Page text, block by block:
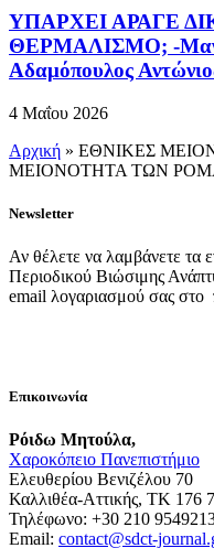
ΥΠΑΡΧΕΙ ΑΡΑΓΕ
ΘΕΡΜΑΛΙΣΜΟ; -
Αδαμόπουλος
4 Μαΐου 2026
Αρχική » ΕΘΝΙΚΕΣ
ΜΕΙΟΝΟΤΗΤΑ ΤΩΝ
Newsletter
Αν θέλετε να λαμβάνετε τα
Περιοδικού Βιώσιμης
email λογαριασμού σας στο
Επικοινωνία
Ρόιδω Μητούλα,
Χαροκόπειο Πανεπιστήμιο
Ελευθερίου Βενιζέλου 70
Καλλιθέα-Αττικής, ΤΚ 176
Τηλέφωνο: +30 210
Email: contact@sdct-